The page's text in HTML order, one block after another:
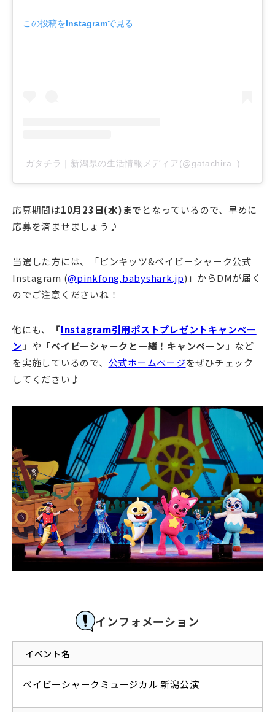
この投稿をInstagramで見る
ガタチラ｜新潟県の生活情報メディア(@gatachira_)がシェ
応募期間は10月23日(水)まで となっているので、早めに
応募を済ませましょう♪
当選した方には、「ピンキッツ&ベイビーシャーク公式
Instagram (@pinkfong.babyshark.jp)」からDMが届く
のでご注意くださいね！
他にも、 「Instagram引用ポストプレゼントキャンペー
ン 」 や 「ベイビーシャークと一緒！キャンペーン」 など
を実施しているので、 公式ホームページをぜひチェック
してください♪
インフォメーション
イベント名
ベイビーシャークミュージカル 新潟公演